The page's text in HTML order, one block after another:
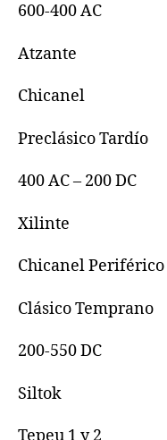
600-400 AC
Atzante
Chicanel
Preclásico Tardío
400 AC – 200 DC
Xilinte
Chicanel Periférico
Clásico Temprano
200-550 DC
Siltok